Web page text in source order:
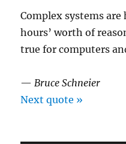
Complex systems
hours’ worth of
true for computers
—Bruce Schneier
Next quote »